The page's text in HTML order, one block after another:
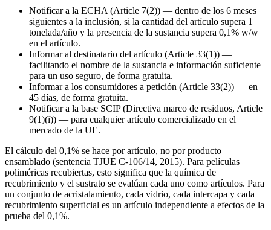
Notificar a la ECHA (Article 7(2)) — dentro de los 6 meses
siguientes a la inclusión, si la cantidad del artículo supera 1
tonelada/año y la presencia de la sustancia supera 0,1% w/w
en el artículo.
Informar al destinatario del artículo (Article 33(1)) —
facilitando el nombre de la sustancia e información suficiente
para un uso seguro, de forma gratuita.
Informar a los consumidores a petición (Article 33(2)) — en
45 días, de forma gratuita.
Notificar a la base SCIP (Directiva marco de residuos, Article
9(1)(i)) — para cualquier artículo comercializado en el
mercado de la UE.
El cálculo del 0,1% se hace por artículo, no por producto
ensamblado (sentencia TJUE C-106/14, 2015). Para películas
poliméricas recubiertas, esto significa que la química de
recubrimiento y el sustrato se evalúan cada uno como artículos. Para
un conjunto de acristalamiento, cada vidrio, cada intercapa y cada
recubrimiento superficial es un artículo independiente a efectos de la
prueba del 0,1%.